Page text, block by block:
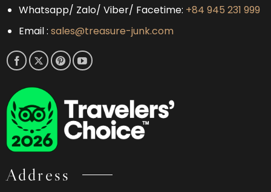
Whatsapp/ Zalo/ Viber/ Facetime: +84 945 231 999
Email : sales@treasure-junk.com
Address